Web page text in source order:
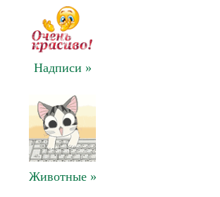
Надписи »
Животные »